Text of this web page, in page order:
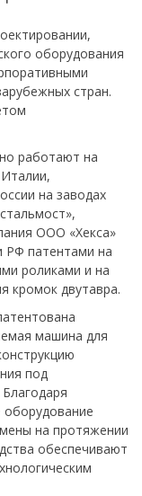
оборудования
стран.
работают на
на заводах
ООО «Хекса»
РФ патентами на
роликами и на
кромок двутавра.
машина для
под
на протяжении
обеспечивают